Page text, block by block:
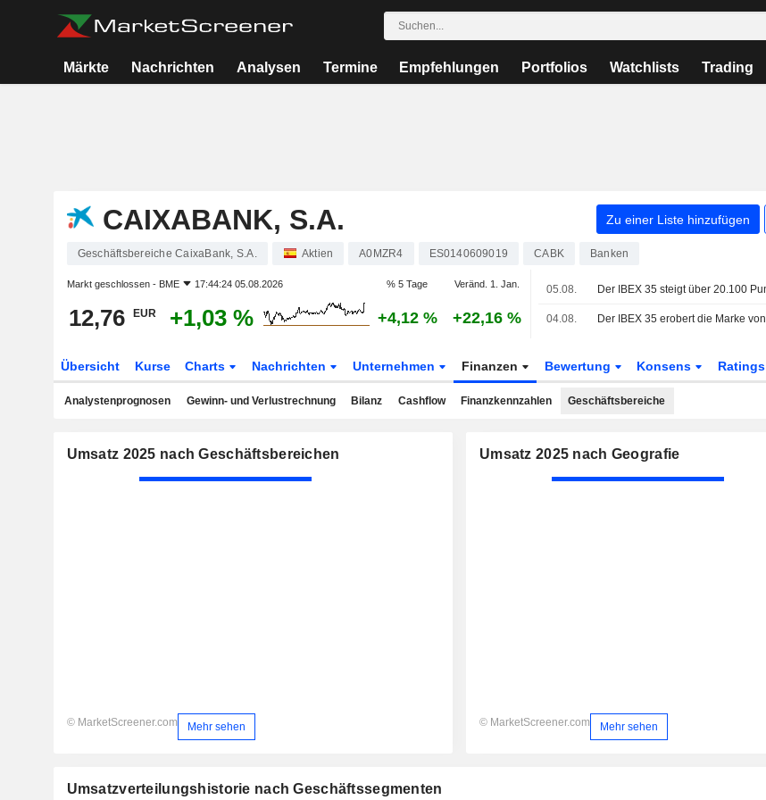
Märkte Nachrichten Analysen Termine Empfehlungen Portfolios Watchlists Trading
CAIXABANK, S.A. Zu einer Liste hinzufügen
Geschäftsbereiche CaixaBank, S.A. Aktien A0MZR4 ES0140609019 CABK Banken
Markt geschlossen - BME 17:44:24 05.08.2026 % 5 Tage Veränd. 1. Jan.
12,76 EUR +1,03 % +4,12 % +22,16 %
05.08.
04.08.
Übersicht Kurse Charts Nachrichten Unternehmen Finanzen Bewertung Konsens Ratings
Analystenprognosen Gewinn- und Verlustrechnung Bilanz Cashflow Finanzkennzahlen Geschäftsbereiche
Umsatz 2025 nach Geschäftsbereichen
© MarketScreener.com Mehr sehen
Umsatz 2025 nach Geografie
© MarketScreener.com Mehr sehen
Umsatzverteilungshistorie nach Geschäftssegmenten